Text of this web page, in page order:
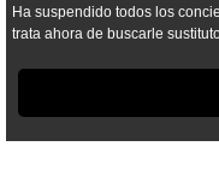
Ha suspendido todos los
trata ahora de buscarle